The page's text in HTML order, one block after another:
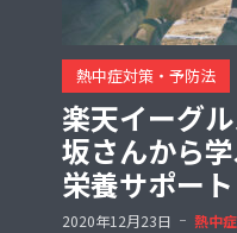
熱中症対策・予防法
楽天イーグ
坂さんから
栄養サポート
2020年12月23日 熱中